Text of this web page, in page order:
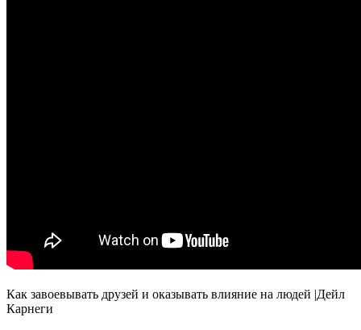
Как завоевывать друзей и оказывать влияние на людей |Дейл
Карнеги